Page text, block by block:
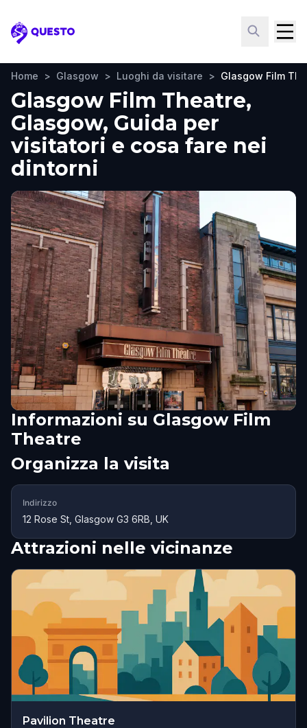
Questo
Home > Glasgow > Luoghi da visitare > Glasgow Film
Glasgow Film Theatre,
Glasgow, Guida per
visitatori e cosa fare nei
dintorni
Informazioni su Glasgow Film
Theatre
Organizza la visita
Indirizzo
12 Rose St, Glasgow G3 6RB, UK
Attrazioni nelle vicinanze
Pavilion Theatre